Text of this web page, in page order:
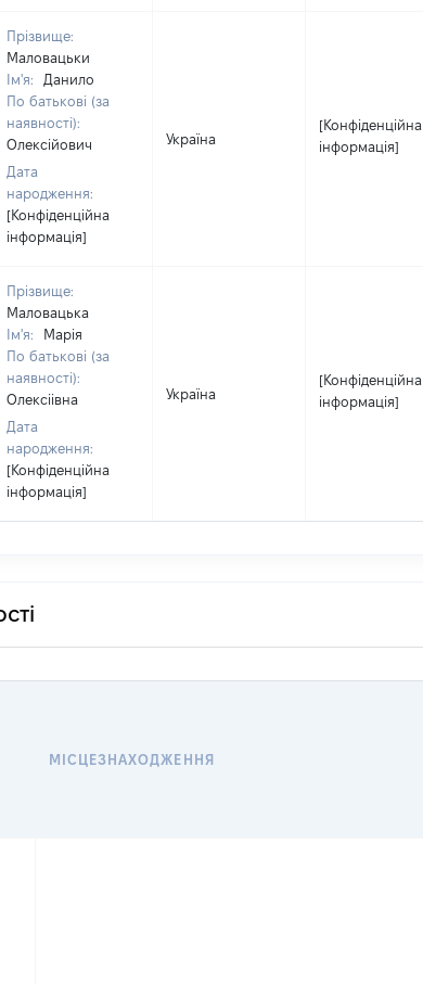
Прізвище:
Маловацьки
Ім'я:
Данило
По батькові (за
наявності):
Олексійович
Дата
народження:
[Конфіденційна
інформація]
Україна
[Конфіденційна
інформація]
Прізвище:
Маловацька
Ім'я:
Марія
По батькові (за
наявності):
Олексіівна
Дата
народження:
[Конфіденційна
інформація]
Україна
[Конфіденційна
інформація]
МІСЦЕЗНАХОДЖЕННЯ